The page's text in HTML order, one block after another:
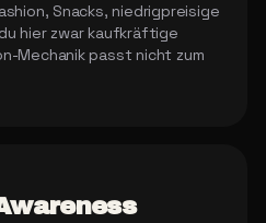
Snacks, niedrigpreisige
hier zwar kaufkräftige
Mechanik passt nicht zum